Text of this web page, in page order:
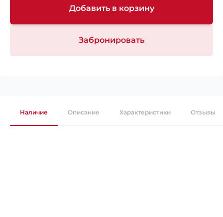
Добавить в корзину
Забронировать
Наличие Описание Характеристики Отзывы